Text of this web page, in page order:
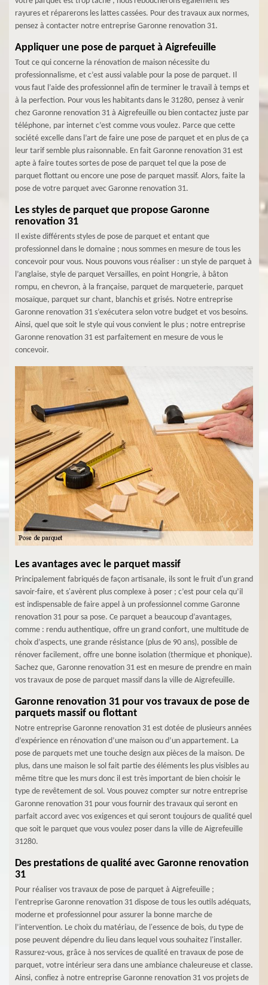
rayures et réparerons les lattes cassées. Pour des travaux aux normes,
pensez à contacter notre entreprise Garonne renovation 31.
Appliquer une pose de parquet à Aigrefeuille
Tout ce qui concerne la rénovation de maison nécessite du
professionnalisme, et c’est aussi valable pour la pose de parquet. Il
vous faut l’aide des professionnel afin de terminer le travail à temps et
à la perfection. Pour vous les habitants dans le 31280, pensez à venir
chez Garonne renovation 31 à Aigrefeuille ou bien contactez juste par
téléphone, par internet c’est comme vous voulez. Parce que cette
société excelle dans l’art de faire une pose de parquet et en plus de ça
leur tarif semble plus raisonnable. En fait Garonne renovation 31 est
apte à faire toutes sortes de pose de parquet tel que la pose de
parquet flottant ou encore une pose de parquet massif. Alors, faite la
pose de votre parquet avec Garonne renovation 31.
Les styles de parquet que propose Garonne
renovation 31
Il existe différents styles de pose de parquet et entant que
professionnel dans le domaine ; nous sommes en mesure de tous les
concevoir pour vous. Nous pouvons vous réaliser : un style de parquet à
l’anglaise, style de parquet Versailles, en point Hongrie, à bâton
rompu, en chevron, à la française, parquet de marqueterie, parquet
mosaïque, parquet sur chant, blanchis et grisés. Notre entreprise
Garonne renovation 31 s’exécutera selon votre budget et vos besoins.
Ainsi, quel que soit le style qui vous convient le plus ; notre entreprise
Garonne renovation 31 est parfaitement en mesure de vous le
concevoir.
Les avantages avec le parquet massif
Principalement fabriqués de façon artisanale, ils sont le fruit d'un grand
savoir-faire, et s'avèrent plus complexe à poser ; c’est pour cela qu’il
est indispensable de faire appel à un professionnel comme Garonne
renovation 31 pour sa pose. Ce parquet a beaucoup d’avantages,
comme : rendu authentique, offre un grand confort, une multitude de
choix d’aspects, une grande résistance (plus de 90 ans), possible de
rénover facilement, offre une bonne isolation (thermique et phonique).
Sachez que, Garonne renovation 31 est en mesure de prendre en main
vos travaux de pose de parquet massif dans la ville de Aigrefeuille.
Garonne renovation 31 pour vos travaux de pose de
parquets massif ou flottant
Notre entreprise Garonne renovation 31 est dotée de plusieurs années
d’expérience en rénovation d’une maison ou d’un appartement. La
pose de parquets met une touche design aux pièces de la maison. De
plus, dans une maison le sol fait partie des éléments les plus visibles au
même titre que les murs donc il est très important de bien choisir le
type de revêtement de sol. Vous pouvez compter sur notre entreprise
Garonne renovation 31 pour vous fournir des travaux qui seront en
parfait accord avec vos exigences et qui seront toujours de qualité quel
que soit le parquet que vous voulez poser dans la ville de Aigrefeuille
31280.
Des prestations de qualité avec Garonne renovation
31
Pour réaliser vos travaux de pose de parquet à Aigrefeuille ;
l’entreprise Garonne renovation 31 dispose de tous les outils adéquats,
moderne et professionnel pour assurer la bonne marche de
l’intervention. Le choix du matériau, de l'essence de bois, du type de
pose peuvent dépendre du lieu dans lequel vous souhaitez l'installer.
Rassurez-vous, grâce à nos services de qualité en travaux de pose de
parquet, votre intérieur sera dans une ambiance chaleureuse et classe.
Ainsi, confiez à notre entreprise Garonne renovation 31 vos projets de